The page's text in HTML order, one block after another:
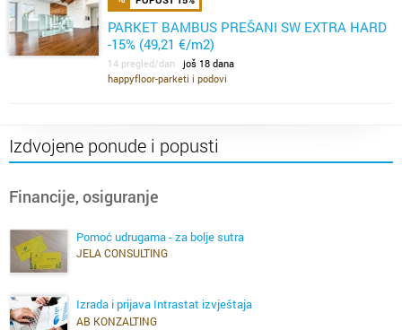
PARKET BAMBUS PREŠANI SW EXTRA HARD
-15% (49,21 €/m2)
14 pregled/dan još 18 dana
happyfloor-parketi i podovi
Izdvojene ponude i popusti
Financije, osiguranje
Pomoć udrugama - za bolje sutra
JELA CONSULTING
Izrada i prijava Intrastat izvještaja
AB KONZALTING